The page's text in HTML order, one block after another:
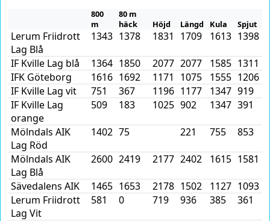
800
m
80 m
häck
Höjd Längd Kula Spjut
Lerum Friidrott
Lag Blå
1343 1378 1831 1709 1613 1398
IF Kville Lag blå 1364 1850 2077 2077 1585 1311
IFK Göteborg
1616 1692 1171 1075 1555 1206
IF Kville Lag vit
751 367 1196 1177 1347 919
IF Kville Lag
orange
509 183 1025 902 1347 391
Mölndals AIK
Lag Röd
1402 75 221 755 853
Mölndals AIK
Lag Blå
2600 2419 2177 2402 1615 1581
Sävedalens AIK 1465 1653 2178 1502 1127 1093
Lerum Friidrott
Lag Vit
581 0 719 936 385 361